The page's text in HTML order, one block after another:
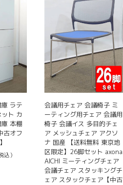
庫 ラテ
ト カ
本棚
古オフ
込）
会議用チェア 会議椅子 ミ
ーティング用チェア 会議用
椅子 会議イス 多目的チェ
ア メッシュチェア アクソ
ナ 国産 【送料無料 東京地
区限定】26脚セット axona
AICHI ミーティングチェア
会議チェア スタッキングチ
ェア スタックチェア【中古